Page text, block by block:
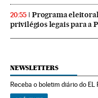
20:55
Programa
privilégios legais para a
NEWSLETTERS
Receba o boletim diário do EL